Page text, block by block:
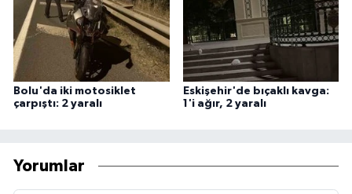
Bolu'da iki motosiklet
çarpıştı: 2 yaralı
Eskişehir'de bıçaklı kavga:
1'i ağır, 2 yaralı
Yorumlar